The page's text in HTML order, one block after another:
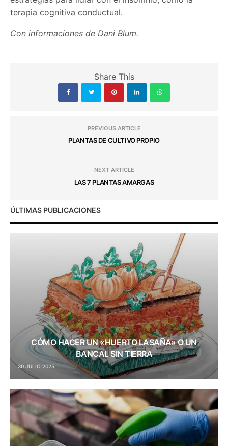
terapia cognitiva conductual.
Con informaciones de Dani Blum.
Share This
PREVIOUS ARTICLE
PLANTAS DE CULTIVO PROPIO
NEXT ARTICLE
LAS 7 PLANTAS AMARGAS
ÚLTIMAS PUBLICACIONES
CÓMO HACER UN «HUERTO LASAÑA» O UN
BANCAL SIN TIERRA
30 JULIO 2025